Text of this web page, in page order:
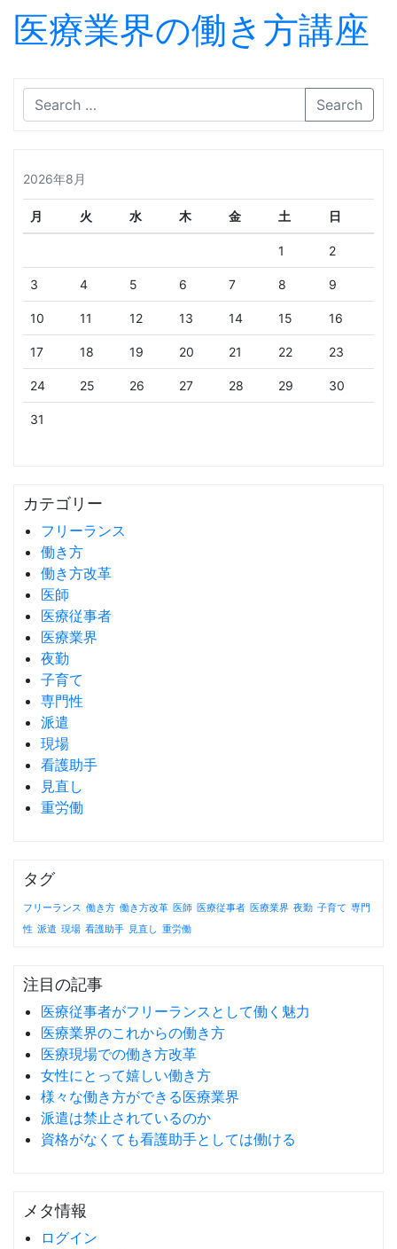
医療業界の働き方講座
Search
2026年8月
月 火 水 木 金 土 日
1 2
3 4 5 6 7 8 9
10 11 12 13 14 15 16
17 18 19 20 21 22 23
24 25 26 27 28 29 30
31
カテゴリー
フリーランス
働き方
働き方改革
医師
医療従事者
医療業界
夜勤
子育て
専門性
派遣
現場
看護助手
見直し
重労働
タグ
フリーランス 働き方 働き方改革 医師 医療従事者 医療業界 夜勤 子育て 専門
性 派遣 現場 看護助手 見直し 重労働
注目の記事
医療従事者がフリーランスとして働く魅力
医療業界のこれからの働き方
医療現場での働き方改革
女性にとって嬉しい働き方
様々な働き方ができる医療業界
派遣は禁止されているのか
資格がなくても看護助手としては働ける
メタ情報
ログイン